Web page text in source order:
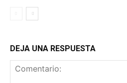
DEJA UNA RESPUESTA